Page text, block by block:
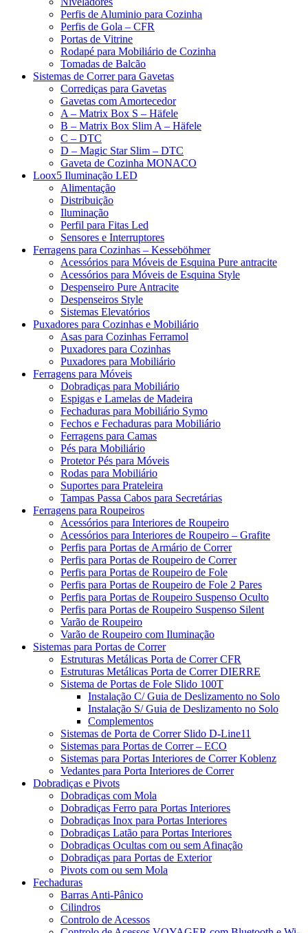
Perfis de Aluminio para Cozinha
Perfis de Gola – CFR
Portas de Vitrine
Rodapé para Mobiliário de Cozinha
Tomadas de Balcão
Sistemas de Correr para Gavetas
Corrediças para Gavetas
Gavetas com Amortecedor
A – Matrix Box S – Häfele
B – Matrix Box Slim A – Häfele
C – DTC
D – Magic Star Slim – DTC
Gaveta de Cozinha MONACO
Loox5 Iluminação LED
Alimentação
Distribuição
Iluminação
Perfil para Fitas Led
Sensores e Interruptores
Ferragens para Cozinhas – Kesseböhmer
Acessórios para Móveis de Esquina Pure antracite
Acessórios para Móveis de Esquina Style
Despenseiro Pure Antracite
Despenseiros Style
Sistemas Elevatórios
Puxadores para Cozinhas e Mobiliário
Asas para Cozinhas Ferramol
Puxadores para Cozinhas
Puxadores para Mobiliário
Ferragens para Móveis
Dobradiças para Mobiliário
Espigas e Lamelas de Madeira
Fechaduras para Mobiliário Symo
Fechos e Fechaduras para Mobiliário
Ferragens para Camas
Pés para Mobiliário
Protetor Pés para Móveis
Rodas para Mobiliário
Suportes para Prateleira
Tampas Passa Cabos para Secretárias
Ferragens para Roupeiros
Acessórios para Interiores de Roupeiro
Acessórios para Interiores de Roupeiro – Grafite
Perfis para Portas de Armário de Correr
Perfis para Portas de Roupeiro de Correr
Perfis para Portas de Roupeiro de Fole
Perfis para Portas de Roupeiro de Fole 2 Pares
Perfis para Portas de Roupeiro Suspenso Oculto
Perfis para Portas de Roupeiro Suspenso Silent
Varão de Roupeiro
Varão de Roupeiro com Iluminação
Sistemas para Portas de Correr
Estruturas Metálicas Porta de Correr CFR
Estruturas Metálicas Porta de Correr DIERRE
Sistema de Portas de Fole Slido 100T
Instalação C/ Guia de Deslizamento no Solo
Instalação S/ Guia de Deslizamento no Solo
Complementos
Sistemas de Porta de Correr Slido D-Line11
Sistemas para Portas de Correr – ECO
Sistemas para Portas Interiores de Correr Koblenz
Vedantes para Porta Interiores de Correr
Dobradiças e Pivots
Dobradiças com Mola
Dobradiças Ferro para Portas Interiores
Dobradiças Inox para Portas Interiores
Dobradiças Latão para Portas Interiores
Dobradiças Ocultas com ou sem Afinação
Dobradiças para Portas de Exterior
Pivots com ou sem Mola
Fechaduras
Barras Anti-Pânico
Cilindros
Controlo de Acessos